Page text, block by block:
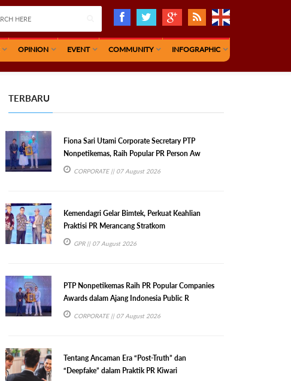
OPINION EVENT COMMUNITY INFOGRAPHIC
TERBARU
Fiona Sari Utami Corporate Secretary PTP
Nonpetikemas, Raih Popular PR Person Aw
CORPORATE|| 07 August 2026
Kemendagri Gelar Bimtek, Perkuat Keahlian
Praktisi PR Merancang Stratkom
GPR|| 07 August 2026
PTP Nonpetikemas Raih PR Popular Companies
Awards dalam Ajang Indonesia Public R
CORPORATE|| 07 August 2026
Tentang Ancaman Era “Post-Truth” dan
“Deepfake” dalam Praktik PR Kiwari